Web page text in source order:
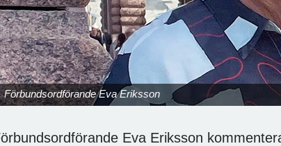
Förbundsordförande Eva Eriksson
Eva Eriksson